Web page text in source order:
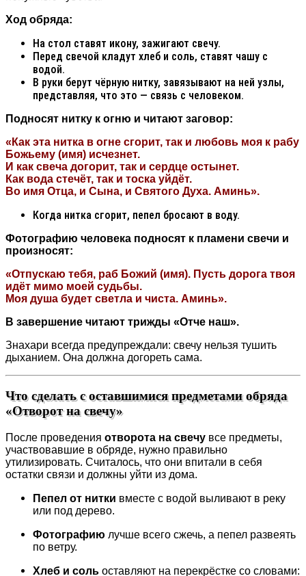
Ход обряда:
На стол ставят икону, зажигают свечу.
Перед свечой кладут хлеб и соль, ставят чашу с
водой.
В руки берут чёрную нитку, завязывают на ней узлы,
представляя, что это — связь с человеком.
Подносят нитку к огню и читают заговор:
«Как эта нитка в огне сгорит, так и любовь моя к рабу
Божьему (имя) исчезнет.
И как свеча догорит, так и сердце остынет.
Как вода стечёт, так и тоска уйдёт.
Во имя Отца, и Сына, и Святого Духа. Аминь».
Когда нитка сгорит, пепел бросают в воду.
Фотографию человека подносят к пламени свечи и
произносят:
«Отпускаю тебя, раб Божий (имя). Пусть дорога твоя
идёт мимо моей судьбы.
Моя душа будет светла и чиста. Аминь».
В завершение читают трижды «Отче наш».
Знахари всегда предупреждали: свечу нельзя тушить
дыханием. Она должна догореть сама.
Что сделать с оставшимися предметами обряда
«Отворот на свечу»
После проведения отворота на свечу все предметы,
участвовавшие в обряде, нужно правильно
утилизировать. Считалось, что они впитали в себя
остатки связи и должны уйти из дома.
Пепел от нитки вместе с водой выливают в реку
или под дерево.
Фотографию лучше всего сжечь, а пепел развеять
по ветру.
Хлеб и соль оставляют на перекрёстке со словами: